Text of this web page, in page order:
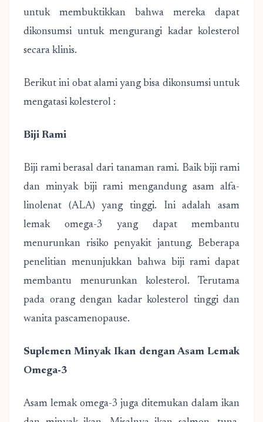
untuk membuktikkan bahwa mereka dapat
dikonsumsi untuk mengurangi kadar kolesterol
secara klinis.
Berikut ini obat alami yang bisa dikonsumsi untuk
mengatasi kolesterol :
Biji Rami
Biji rami berasal dari tanaman rami. Baik biji rami
dan minyak biji rami mengandung asam alfa-
linolenat (ALA) yang tinggi. Ini adalah asam
lemak omega-3 yang dapat membantu
menurunkan risiko penyakit jantung. Beberapa
penelitian menunjukkan bahwa biji rami dapat
membantu menurunkan kolesterol. Terutama
pada orang dengan kadar kolesterol tinggi dan
wanita pascamenopause.
Suplemen Minyak Ikan dengan Asam Lemak
Omega-3
Asam lemak omega-3 juga ditemukan dalam ikan